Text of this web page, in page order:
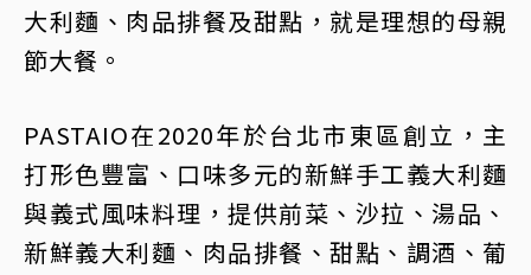
大利麵、肉品排餐及甜點，就是理想的母親
節大餐。
PASTAIO在2020年於台北市東區創立，主
打形色豐富、口味多元的新鮮手工義大利麵
與義式風味料理，提供前菜、沙拉、湯品、
新鮮義大利麵、肉品排餐、甜點、調酒、葡